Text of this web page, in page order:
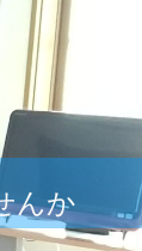
んか